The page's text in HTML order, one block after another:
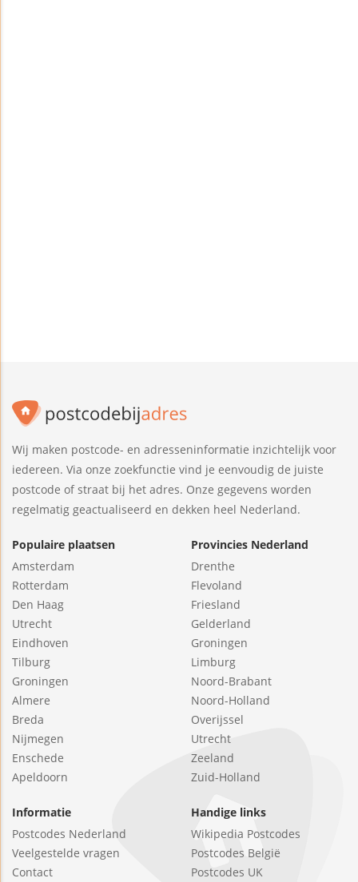
Wij maken postcode- en adresseninformatie inzichtelijk voor
iedereen. Via onze zoekfunctie vind je eenvoudig de juiste
postcode of straat bij het adres. Onze gegevens worden
regelmatig geactualiseerd en dekken heel Nederland.
Populaire plaatsen
Amsterdam
Rotterdam
Den Haag
Utrecht
Eindhoven
Tilburg
Groningen
Almere
Breda
Nijmegen
Enschede
Apeldoorn
Provincies Nederland
Drenthe
Flevoland
Friesland
Gelderland
Groningen
Limburg
Noord-Brabant
Noord-Holland
Overijssel
Utrecht
Zeeland
Zuid-Holland
Informatie
Postcodes Nederland
Veelgestelde vragen
Contact
Handige links
Wikipedia Postcodes
Postcodes België
Postcodes UK